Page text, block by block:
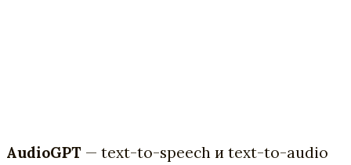
AudioGPT — text-to-speech и text-to-audio